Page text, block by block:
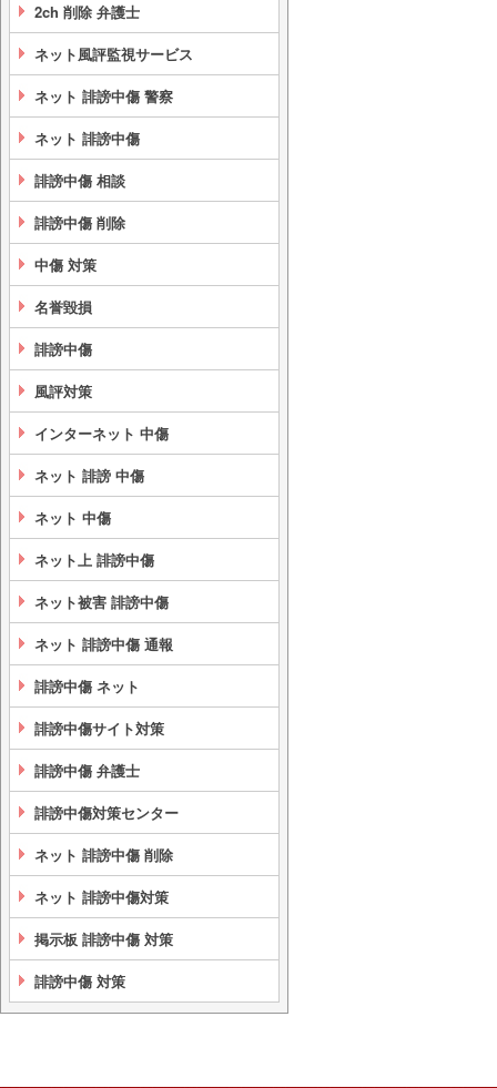
2ch 削除 弁護士
ネット風評監視サービス
ネット 誹謗中傷 警察
ネット 誹謗中傷
誹謗中傷 相談
誹謗中傷 削除
中傷 対策
名誉毀損
誹謗中傷
風評対策
インターネット 中傷
ネット 誹謗 中傷
ネット 中傷
ネット上 誹謗中傷
ネット被害 誹謗中傷
ネット 誹謗中傷 通報
誹謗中傷 ネット
誹謗中傷サイト対策
誹謗中傷 弁護士
誹謗中傷対策センター
ネット 誹謗中傷 削除
ネット 誹謗中傷対策
掲示板 誹謗中傷 対策
誹謗中傷 対策